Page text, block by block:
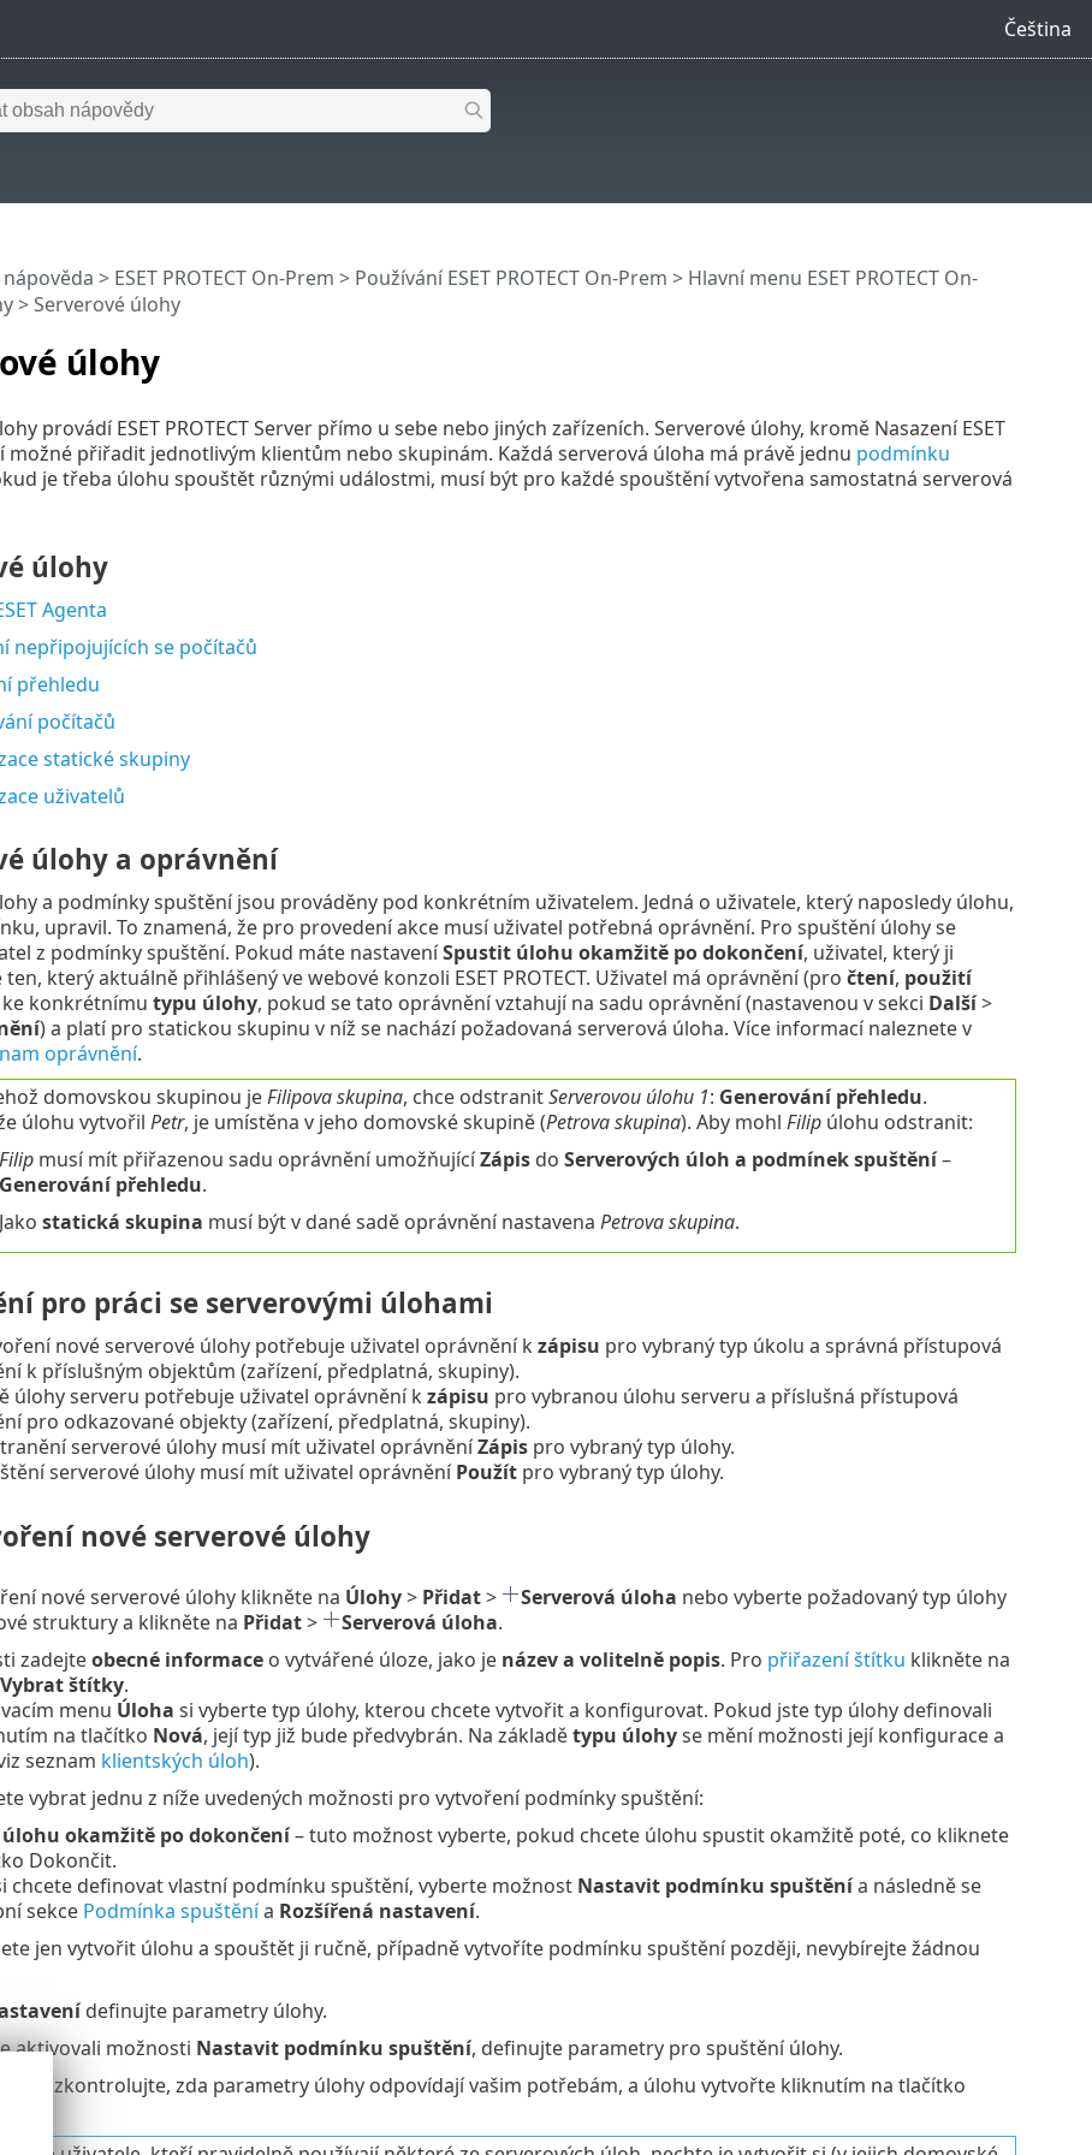
Čeština
úlohy
nápověda > ESET PROTECT On-Prem > Používání ESET PROTECT On-Prem > Hlavní menu ESET PROTECT On-
> Serverové úlohy
provádí ESET PROTECT Server přímo u sebe nebo jiných zařízeních. Serverové úlohy, kromě Nasazení ESET
možné přiřadit jednotlivým klientům nebo skupinám. Každá serverová úloha má právě jednu podmínku
je třeba úlohu spouštět různými událostmi, musí být pro každé spouštění vytvořena samostatná serverová
úlohy
Agenta
nepřipojujících se počítačů
přehledu
počítačů
statické skupiny
uživatelů
úlohy a oprávnění
a podmínky spuštění jsou prováděny pod konkrétním uživatelem. Jedná o uživatele, který naposledy úlohu,
upravil. To znamená, že pro provedení akce musí uživatel potřebná oprávnění. Pro spuštění úlohy se
z podmínky spuštění. Pokud máte nastaveníSpustit úlohu okamžitě po dokončení, uživatel, který ji
který aktuálně přihlášený ve webové konzoli ESET PROTECT. Uživatel má oprávnění (pro čtení, použití
konkrétnímu typu úlohy, pokud se tato oprávnění vztahují na sadu oprávnění (nastavenou v sekci Další>
) a platí pro statickou skupinu v níž se nachází požadovaná serverová úloha. Více informací naleznete v
oprávnění.
domovskou skupinou jeFilipova skupina, chce odstranitServerovou úlohu 1: Generování přehledu.
úlohu vytvořil Petr, je umístěna v jeho domovské skupině (Petrova skupina). Aby mohl Filipúlohu odstranit:
Filipmusí mít přiřazenou sadu oprávnění umožňujícíZápisdo Serverových úloh a podmínek spuštění–
Generování přehledu.
Jako statická skupina musí být v dané sadě oprávnění nastavena Petrova skupina.
pro práci se serverovými úlohami
nové serverové úlohy potřebuje uživatel oprávnění k zápisu pro vybraný typ úkolu a správná přístupová
k příslušným objektům (zařízení, předplatná, skupiny).
úlohy serveru potřebuje uživatel oprávnění k zápisu pro vybranou úlohu serveru a příslušná přístupová
pro odkazované objekty (zařízení, předplatná, skupiny).
serverové úlohy musí mít uživatel oprávněníZápispro vybraný typ úlohy.
serverové úlohy musí mít uživatel oprávněníPoužítpro vybraný typ úlohy.
nové serverové úlohy
nové serverové úlohy klikněte na Úlohy> Přidat> Serverová úloha nebo vyberte požadovaný typ úlohy
struktury a klikněte na Přidat> Serverová úloha.
zadejteobecné informaceo vytvářené úloze, jako je název a volitelně popis. Pro přiřazení štítku klikněte na
Vybrat štítky.
menu Úloha si vyberte typ úlohy, kterou chcete vytvořit a konfigurovat. Pokud jste typ úlohy definovali
na tlačítko Nová, její typ již bude předvybrán. Na základětypu úlohyse mění možnosti její konfigurace a
seznam klientských úloh).
vybrat jednu z níže uvedených možnosti pro vytvoření podmínky spuštění:
okamžitě po dokončení– tuto možnost vyberte, pokud chcete úlohu spustit okamžitě poté, co kliknete
Dokončit.
chcete definovat vlastní podmínku spuštění, vyberte možnost Nastavit podmínku spuštěnía následně se
sekce Podmínka spuštěnía Rozšířená nastavení.
jen vytvořit úlohu a spouštět ji ručně, případně vytvoříte podmínku spuštění později, nevybírejte žádnou
definujte parametry úlohy.
aktivovali možnosti Nastavit podmínku spuštění, definujte parametry pro spuštění úlohy.
zkontrolujte, zda parametry úlohy odpovídají vašim potřebám, a úlohu vytvořte kliknutím na tlačítko